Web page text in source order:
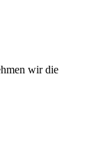
wir die